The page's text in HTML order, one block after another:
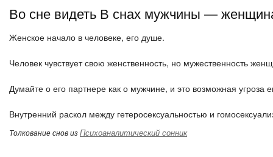
Во сне видеть В снах мужчины —
Женское начало в человеке, его душе.
Человек чувствует свою женственность, но мужественность
Думайте о его партнере как о мужчине, и это возможная угроза
Внутренний раскол между гетеросексуальностью и
Толкование снов изПсихоаналитический сонник